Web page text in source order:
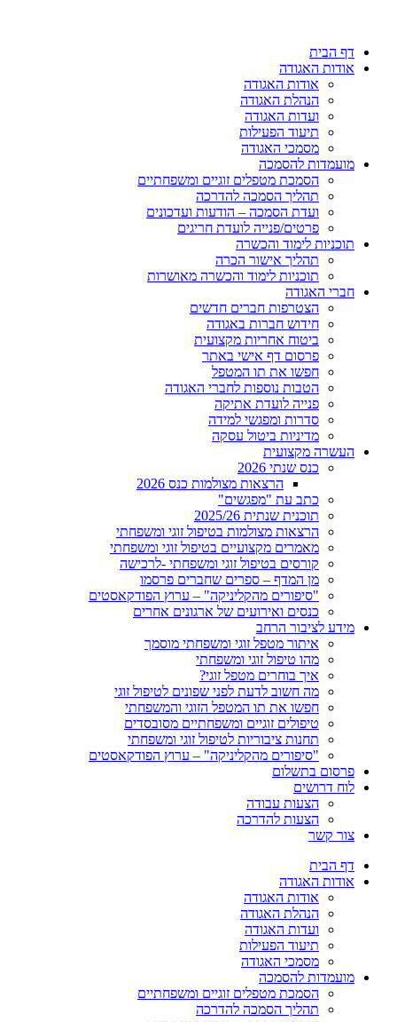
דף הבית
אודות האגודה
אודות האגודה
הנהלת האגודה
ועדות האגודה
תיעוד הפעילות
מסמכי האגודה
מועמדות להסמכה
הסמכת מטפלים זוגיים ומשפחתיים
תהליך הסמכה להדרכה
ועדת הסמכה – הודעות ועדכונים
פרטים/פנייה לועדת חריגים
תוכניות לימוד והכשרה
תהליך אישור הכרה
תוכניות לימוד והכשרה מאושרות
חברי האגודה
הצטרפות חברים חדשים
חידוש חברות באגודה
ביטוח אחריות מקצועית
פרסום דף אישי באתר
חפשו את תו המטפל
הטבות נוספות לחברי האגודה
פנייה לועדת אתיקה
סדרות ומפגשי למידה
מדיניות ביטול עסקה
העשרה מקצועית
כנס שנתי 2026
הרצאות מצולמות כנס 2026
כתב עת "מפגשים"
תוכנית שנתית 2025/26
הרצאות מצולמות בטיפול זוגי ומשפחתי
מאמרים מקצועיים בטיפול זוגי ומשפחתי
קורסים בטיפול זוגי ומשפחתי -לרכישה
מן המדף – ספרים שחברים פרסמו
"סיפורים מהקליניקה" – ערוץ הפודקאסטים
כנסים ואירועים של ארגונים אחרים
מידע לציבור הרחב
איתור מטפל זוגי ומשפחתי מוסמך
מהו טיפול זוגי ומשפחתי
איך בוחרים מטפל זוגי?
מה חשוב לדעת לפני שפונים לטיפול זוגי
חפשו את תו המטפל הזוגי והמשפחתי
טיפולים זוגיים ומשפחתיים מסובסדים
תחנות ציבוריות לטיפול זוגי ומשפחתי
"סיפורים מהקליניקה" – ערוץ הפודקאסטים
פרסום בתשלום
לוח דרושים
הצעות עבודה
הצעות להדרכה
צור קשר
דף הבית
אודות האגודה
אודות האגודה
הנהלת האגודה
ועדות האגודה
תיעוד הפעילות
מסמכי האגודה
מועמדות להסמכה
הסמכת מטפלים זוגיים ומשפחתיים
תהליך הסמכה להדרכה